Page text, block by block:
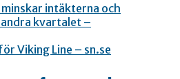
minskar intäkterna och
kvartalet –
Viking Line – sn.se